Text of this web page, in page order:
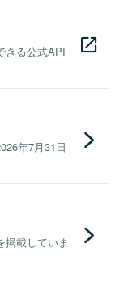
きる公式API
年7月31日
載していま